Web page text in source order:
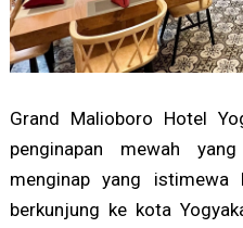
Grand Malioboro Hotel
penginapan mewah
menginap yang
berkunjung ke kota